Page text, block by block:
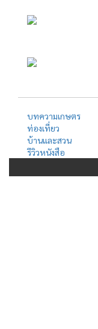
บทความเกษตร
ท่องเที่ยว
บ้านและสวน
รีวิวหนังสือ